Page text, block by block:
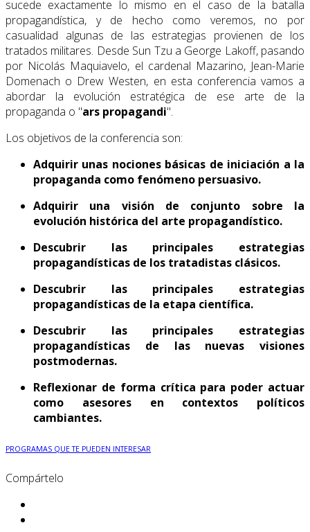
sucede exactamente lo mismo en el caso de la batalla
propagandística, y de hecho como veremos, no por
casualidad algunas de las estrategias provienen de los
tratados militares. Desde Sun Tzu a George Lakoff, pasando
por Nicolás Maquiavelo, el cardenal Mazarino, Jean-Marie
Domenach o Drew Westen, en esta conferencia vamos a
abordar la evolución estratégica de ese arte de la
propaganda o "ars propagandi".
Los objetivos de la conferencia son:
Adquirir unas nociones básicas de iniciación a la
propaganda como fenómeno persuasivo.
Adquirir una visión de conjunto sobre la
evolución histórica del arte propagandístico.
Descubrir las principales estrategias
propagandísticas de los tratadistas clásicos.
Descubrir las principales estrategias
propagandísticas de la etapa científica.
Descubrir las principales estrategias
propagandísticas de las nuevas visiones
postmodernas.
Reflexionar de forma crítica para poder actuar
como asesores en contextos políticos
cambiantes.
PROGRAMAS QUE TE PUEDEN INTERESAR
Compártelo